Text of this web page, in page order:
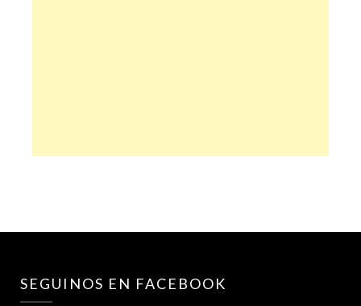
SEGUINOS EN FACEBOOK